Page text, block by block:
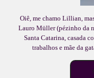
Oiê, me chamo Lillian,
Lauro Müller (pézinho da
Santa Catarina, casada
trabalhos e mãe da